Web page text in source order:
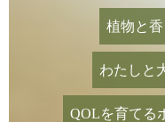
植物と
わたしと
QOLを育てる